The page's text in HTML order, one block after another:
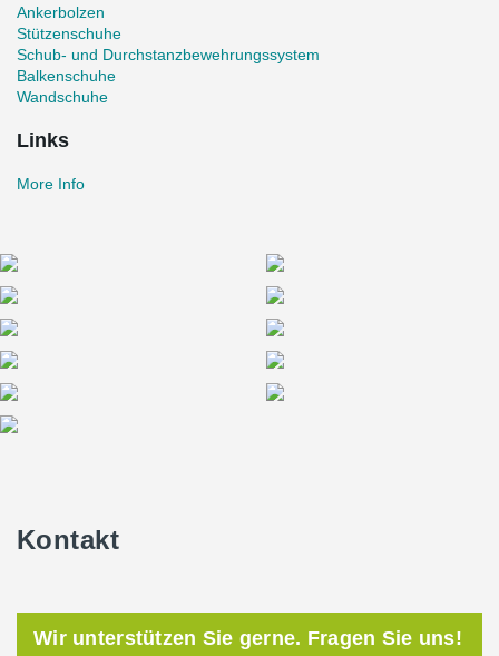
Ankerbolzen
Stützenschuhe
Schub- und Durchstanzbewehrungssystem
Balkenschuhe
Wandschuhe
Links
More Info
Kontakt
Wir unterstützen Sie gerne. Fragen Sie uns!